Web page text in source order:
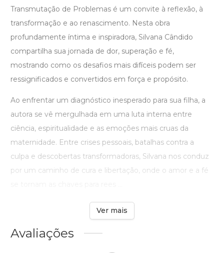
Transmutação de Problemas é um convite à reflexão, à
transformação e ao renascimento. Nesta obra
profundamente íntima e inspiradora, Silvana Cândido
compartilha sua jornada de dor, superação e fé,
mostrando como os desafios mais difíceis podem ser
ressignificados e convertidos em força e propósito.
Ao enfrentar um diagnóstico inesperado para sua filha, a
autora se vê mergulhada em uma luta interna entre
ciência, espiritualidade e as emoções mais cruas da
maternidade. Entre crises pessoais, batalhas contra a
culpa e descobertas transformadoras, Silvana nos conduz
por um caminho de cura e libertação, onde o amor e a fé
Ver mais
Avaliações